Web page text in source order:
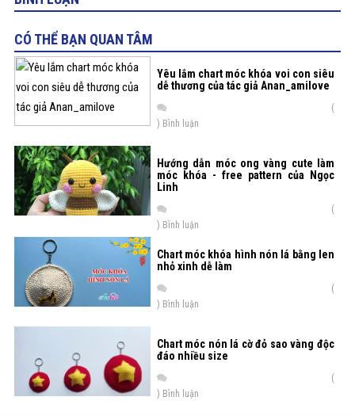
CÓ THỂ BẠN QUAN TÂM
Yêu lắm chart móc khóa voi con siêu
dễ thương của tác giả Anan_amilove
(
) Bình luận
Hướng dẫn móc ong vàng cute làm
móc khóa - free pattern của Ngọc
Linh
(
) Bình luận
Chart móc khóa hình nón lá bằng len
nhỏ xinh dễ làm
(
) Bình luận
Chart móc nón lá cờ đỏ sao vàng độc
đáo nhiều size
(
) Bình luận